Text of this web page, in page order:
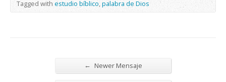
Tagged withestudio bíblico,palabra de Dios
← Newer Mensaje